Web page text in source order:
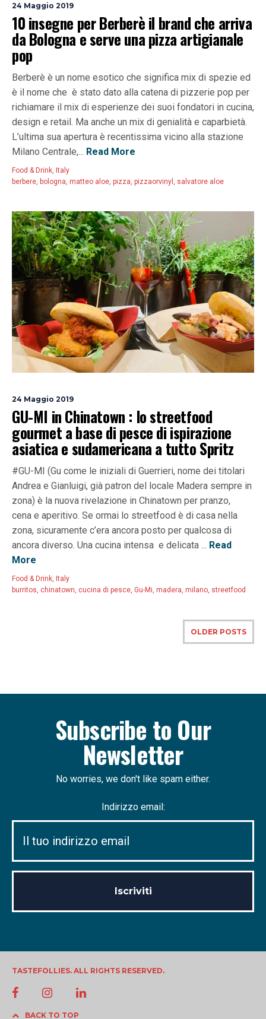
24 Maggio 2019
10 insegne per Berberè il brand che arriva
da Bologna e serve una pizza artigianale
pop
Berberè è un nome esotico che significa mix di spezie ed
è il nome che è stato dato alla catena di pizzerie pop per
richiamare il mix di esperienze dei suoi fondatori in cucina,
design e retail. Ma anche un mix di genialità e caparbietà.
L’ultima sua apertura è recentissima vicino alla stazione
Milano Centrale,... Read More
Food & Drink, Italy
berbere, bologna, matteo aloe, pizza, pizzaorvinyl , salvatore aloe
24 Maggio 2019
GU-MI in Chinatown : lo streetfood
gourmet a base di pesce di ispirazione
asiatica e sudamericana a tutto Spritz
#GU-MI (Gu come le iniziali di Guerrieri, nome dei titolari
Andrea e Gianluigi, già patron del locale Madera sempre in
zona) è la nuova rivelazione in Chinatown per pranzo,
cena e aperitivo. Se ormai lo streetfood è di casa nella
zona, sicuramente c’era ancora posto per qualcosa di
ancora diverso. Una cucina intensa e delicata ... Read
More
Food & Drink, Italy
burritos, chinatown, cucina di pesce, Gu-Mi, madera, milano, streetfood
OLDER POSTS
Subscribe to Our
Newsletter
No worries, we don't like spam either.
Indirizzo email:
TASTEFOLLIES. ALL RIGHTS RESERVED.
BACK TO TOP